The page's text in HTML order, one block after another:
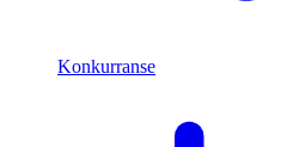
Konkurranse